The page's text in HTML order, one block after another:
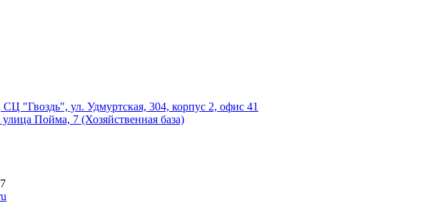
"Гвоздь", ул. Удмуртская, 304, корпус 2, офис 41
Пойма, 7 (Хозяйственная база)